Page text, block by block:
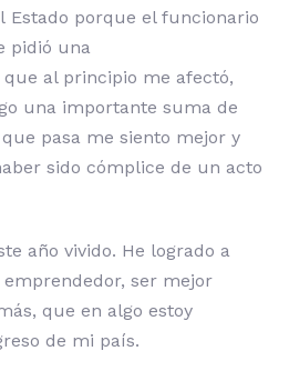
Estado porque el funcionario
pidió una
que al principio me afectó,
una importante suma de
pasa me siento mejor y
sido cómplice de un acto
año vivido. He logrado a
ser mejor
que en algo estoy
de mi país.